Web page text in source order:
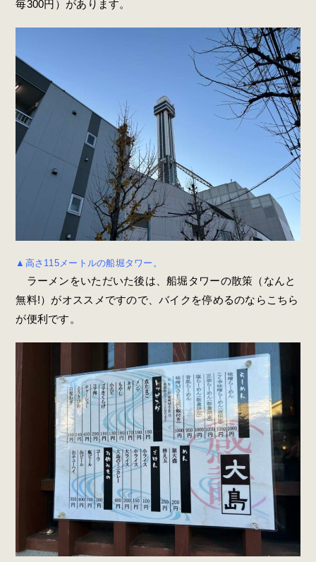
毎300円）があります。
▲高さ115メートルの船堀タワー。
ラーメンをいただいた後は、船堀タワーの散策（なんと
無料!）がオススメですので、バイクを停めるのならこちら
が便利です。